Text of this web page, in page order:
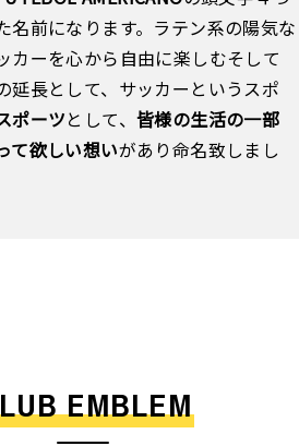
名前になります。ラテン系の陽気な
カーを心から自由に楽しむそして
延長として、サッカーというスポ
ポーツとして、 皆様の生活の一部
て欲しい想いがあり命名致しまし
EMBLEM